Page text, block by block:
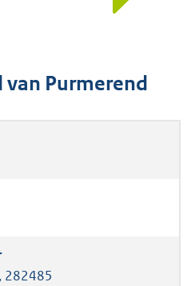
Purmerend
282485